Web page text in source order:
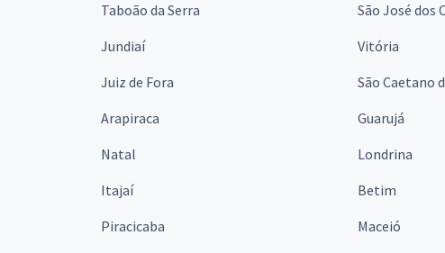
Taboão da Serra
São José dos
Jundiaí
Vitória
Juiz de Fora
São Caetano
Arapiraca
Guarujá
Natal
Londrina
Itajaí
Betim
Piracicaba
Maceió